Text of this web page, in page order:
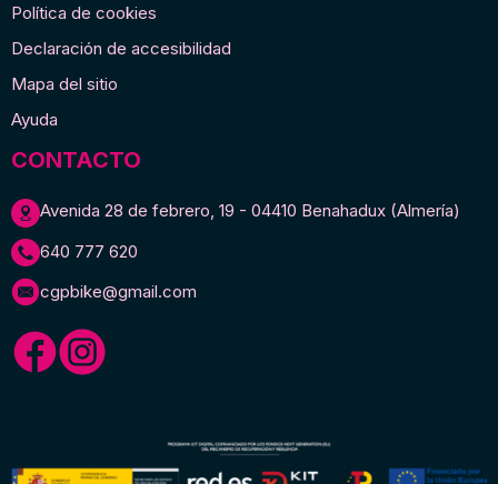
Política de cookies
Declaración de accesibilidad
Mapa del sitio
Ayuda
CONTACTO
Avenida 28 de febrero, 19 - 04410 Benahadux (Almería)
640 777 620
cgpbike@gmail.com